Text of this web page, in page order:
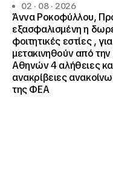
02 · 08 · 2026
Άννα Ροκοφύλλου,
εξασφαλισμένη η
φοιτητικές εστίες ,
μετακινηθούν από την
Αθηνών 4 αλήθειες
ανακρίβειες
της ΦΕΑ